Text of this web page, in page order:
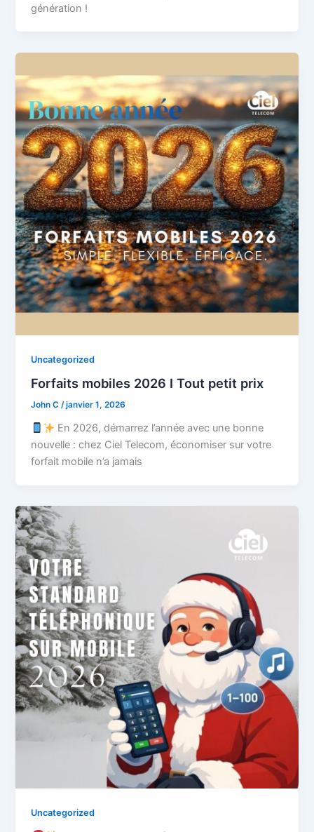
génération !
Uncategorized
Forfaits mobiles 2026 I Tout petit prix
John C/janvier 1, 2026
En 2026, démarrez l’année avec une bonne
nouvelle : chez Ciel Telecom, économiser sur votre
forfait mobile n’a jamais
Uncategorized